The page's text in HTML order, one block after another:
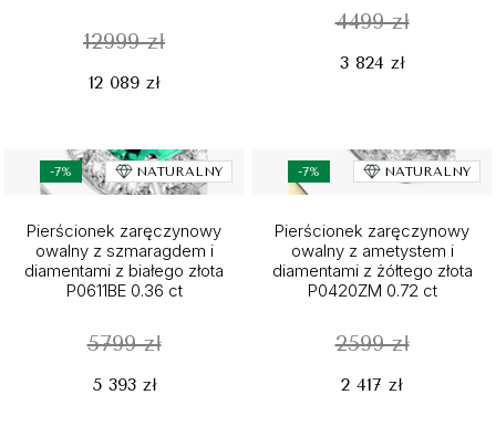
12999 zł
12 089 zł
4499 zł
3 824 zł
-7% NATURALNY
Pierścionek zaręczynowy
owalny z szmaragdem i
diamentami z białego złota
P0611BE 0.36 ct
5799 zł
5 393 zł
-7% NATURALNY
Pierścionek zaręczynowy
owalny z ametystem i
diamentami z żółtego złota
P0420ZM 0.72 ct
2599 zł
2 417 zł